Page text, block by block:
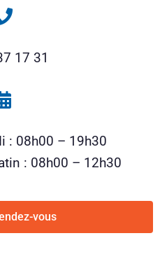
17 31
: 08h00 – 19h30
: 08h00 – 12h30
vous